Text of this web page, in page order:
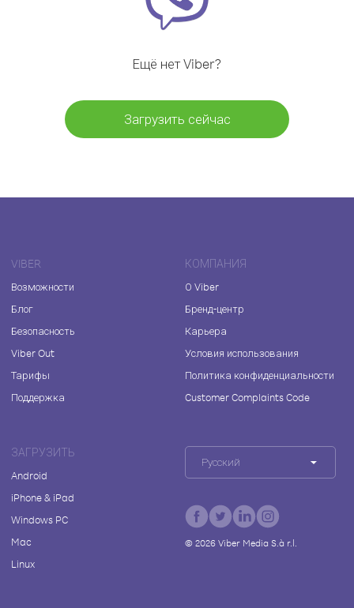
Ещё нет Viber?
Загрузить сейчас
VIBER
Возможности
Блог
Безопасность
Viber Out
Тарифы
Поддержка
КОМПАНИЯ
О Viber
Бренд-центр
Карьера
Условия использования
Политика конфиденциальности
Customer Complaints Code
ЗАГРУЗИТЬ
Android
iPhone & iPad
Windows PC
Mac
Linux
Русский
© 2026Viber Media S.à r.l.